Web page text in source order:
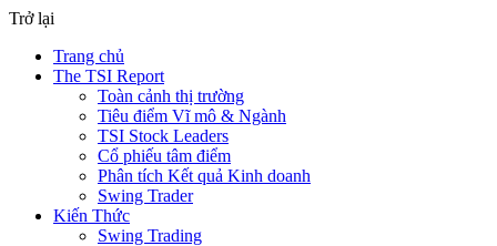
Trở lại
Trang chủ
The TSI Report
Toàn cảnh thị trường
Tiêu điểm Vĩ mô & Ngành
TSI Stock Leaders
Cổ phiếu tâm điểm
Phân tích Kết quả Kinh doanh
Swing Trader
Kiến Thức
Swing Trading